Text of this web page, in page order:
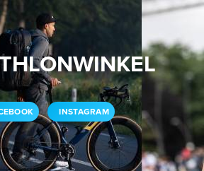
INSTAGRAM